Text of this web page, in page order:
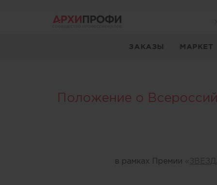
ЗАКАЗЫ МАРКЕТ
Положение о
в рамках Премии «